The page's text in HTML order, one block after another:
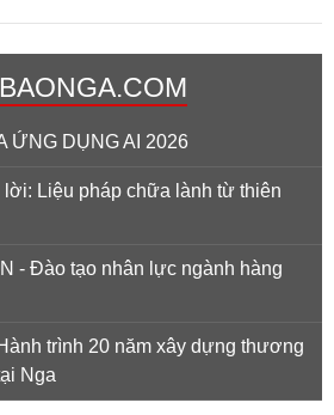
ỨNG DỤNG AI 2026
lời: Liệu pháp chữa lành từ thiên
- Đào tạo nhân lực ngành hàng
trình 20 năm xây dựng thương
Nga